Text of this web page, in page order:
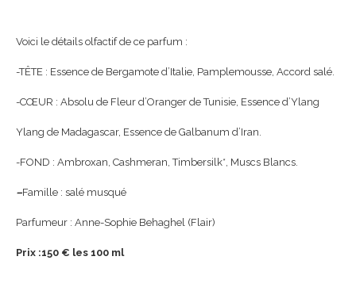
Voici le détails olfactif de ce parfum :
-TÊTE : Essence de Bergamote d’Italie, Pamplemousse, Accord salé.
-CŒUR : Absolu de Fleur d’Oranger de Tunisie, Essence d’Ylang
Ylang de Madagascar, Essence de Galbanum d’Iran.
-FOND : Ambroxan, Cashmeran, Timbersilk*, Muscs Blancs.
–Famille : salé musqué
Parfumeur : Anne-Sophie Behaghel (Flair)
Prix :150 € les 100 ml